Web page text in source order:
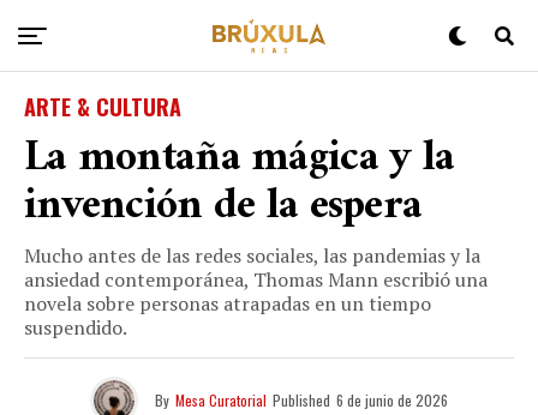
ARTE & CULTURA
La montaña mágica y la
invención de la espera
Mucho antes de las redes sociales, las pandemias y la
ansiedad contemporánea, Thomas Mann escribió una
novela sobre personas atrapadas en un tiempo
suspendido.
By Mesa Curatorial Published 6 de junio de 2026